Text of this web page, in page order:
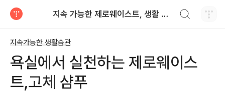
지속 가능한 제로웨이스트, 생활 노트
지속가능한 생활습관
욕실에서 실천하는 제로웨이스
트,고체 샴푸